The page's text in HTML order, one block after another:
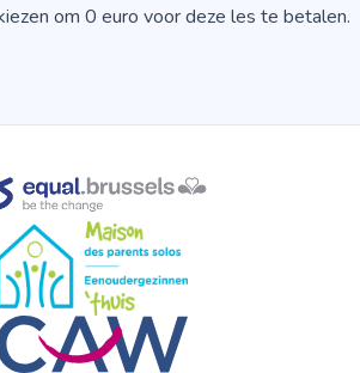
om 0 euro voor deze les te betalen.